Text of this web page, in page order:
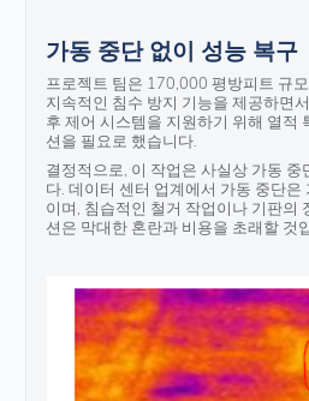
가동 중단 없이 성능 복구
프로젝트 팀은 170,000 평방피트 규
지속적인 침수 방지 기능을 제공하면
후 제어 시스템을 지원하기 위해 열적
션을 필요로 했습니다.
결정적으로, 이 작업은 사실상 가동 중
다. 데이터 센터 업계에서 가동 중단은
이며, 침습적인 철거 작업이나 기판의
션은 막대한 혼란과 비용을 초래할 것